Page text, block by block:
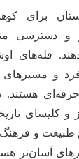
برای
و دسترسی
قله‌های
و
هستند.
کلیسای
طبیعت و فرهنگ
آسان‌تر